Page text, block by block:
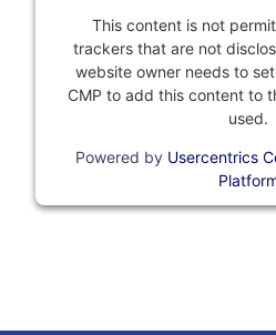
This content is not
trackers that are not
website owner needs to
CMP to add this content to
used.
Powered by Usercentrics